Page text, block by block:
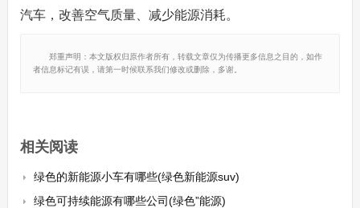
汽车，改善空气质量、减少能源消耗。
郑重声明：本文版权归原作者所有，转载文章仅为传播更多信息之目的，如作
者信息标记有误，请第一时候联系我们修改或删除，多谢。
相关阅读
绿色的新能源小车有哪些(绿色新能源suv)
绿色可持续能源有哪些公司(绿色”能源)